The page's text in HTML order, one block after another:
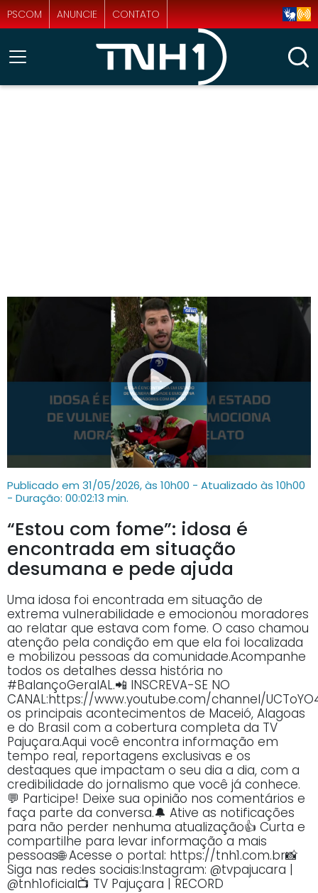
PSCOM ANUNCIE CONTATO
Publicado em 31/05/2026, às 10h00 - Atualizado às 10h00
- Duração: 00:02:13 min.
“Estou com fome”: idosa é
encontrada em situação
desumana e pede ajuda
Uma idosa foi encontrada em situação de
extrema vulnerabilidade e emocionou moradores
ao relatar que estava com fome. O caso chamou
atenção pela condição em que ela foi localizada
e mobilizou pessoas da comunidade.Acompanhe
todos os detalhes dessa história no
#BalançoGeralAL.📲 INSCREVA-SE NO
CANAL:https://www.youtube.com/channel/
os principais acontecimentos de Maceió, Alagoas
e do Brasil com a cobertura completa da TV
Pajuçara.Aqui você encontra informação em
tempo real, reportagens exclusivas e os
destaques que impactam o seu dia a dia, com a
credibilidade do jornalismo que você já conhece.
💬 Participe! Deixe sua opinião nos comentários e
faça parte da conversa.🔔 Ative as notificações
para não perder nenhuma atualização👍 Curta e
compartilhe para levar informação a mais
pessoas🌐 Acesse o portal: https://tnh1.com.br📸
Siga nas redes sociais:Instagram: @tvpajucara |
@tnh1oficial📺 TV Pajuçara | RECORD